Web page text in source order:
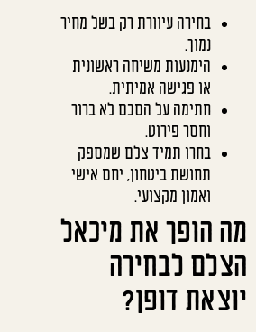
בחירה עיוורת רק בשל מחיר
נמוך.
הימנעות משיחה ראשונית
או פגישה אמיתית.
חתימה על הסכם לא ברור
וחסר פירוט.
בחרו תמיד צלם שמספק
תחושת ביטחון, יחס אישי
ואמון מקצועי.
מה הופך את מיכאל
הצלם לבחירה
יוצאת דופן?